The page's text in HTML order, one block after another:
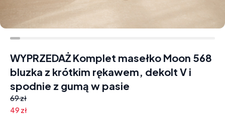
WYPRZEDAŻ Komplet masełko Moon 568
bluzka z krótkim rękawem, dekolt V i
spodnie z gumą w pasie
69 zł
49 zł